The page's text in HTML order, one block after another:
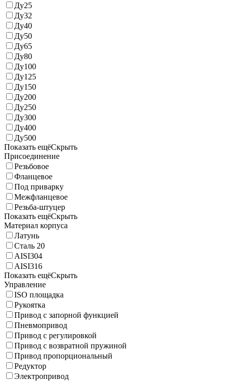
Ду25
Ду32
Ду40
Ду50
Ду65
Ду80
Ду100
Ду125
Ду150
Ду200
Ду250
Ду300
Ду400
Ду500
Показать ещёСкрыть
Присоединение
Резьбовое
Фланцевое
Под приварку
Межфланцевое
Резьба-штуцер
Показать ещёСкрыть
Материал корпуса
Латунь
Сталь 20
AISI304
AISI316
Показать ещёСкрыть
Управление
ISO площадка
Рукоятка
Привод с запорной функцией
Пневмопривод
Привод с регулировкой
Привод с возвратной пружиной
Привод пропорциональный
Редуктор
Электропривод